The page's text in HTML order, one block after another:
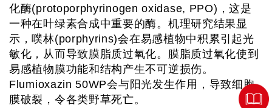
化酶(protoporphyrinogen oxidase, PPO)，这是
一种在叶绿素合成中重要的酶。机理研究结果显
示，噗林(porphyrins)会在易感植物中积累引起光
敏化，从而导致膜脂质过氧化。膜脂质过氧化使到
易感植物膜功能和结构产生不可逆损伤。
Flumioxazin 50WP会与阳光发生作用，导致细胞
膜破裂，令各类野草死亡。